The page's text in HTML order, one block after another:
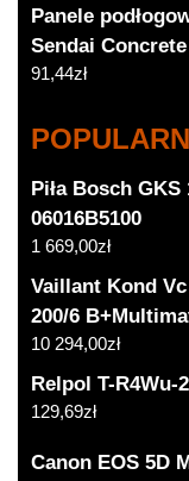
Panele
Sendai
91,44zł
Piła Bosch
06016B5100
1 669,00zł
Vaillant Kond
200/6
10 294,00zł
Relpol T-R4Wu-
129,69zł
Canon EOS 5D